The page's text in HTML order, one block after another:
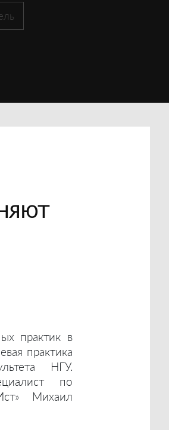
практик в
практика
НГУ.
по
Михаил